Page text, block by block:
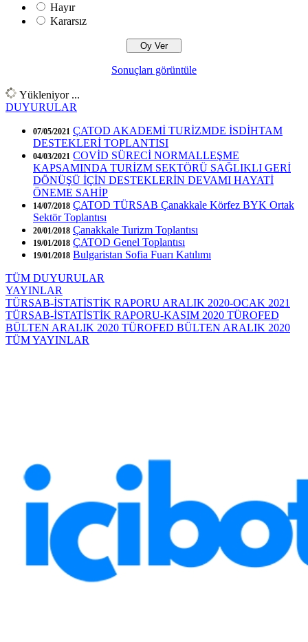
Hayır
Kararsız
Sonuçları görüntüle
Yükleniyor ...
DUYURULAR
07/05/2021 ÇATOD AKADEMİ TURİZMDE İSDİHTAM
DESTEKLERİ TOPLANTISI
04/03/2021 COVİD SÜRECİ NORMALLEŞME
KAPSAMINDA TURİZM SEKTÖRÜ SAĞLIKLI GERİ
DÖNÜŞÜ İÇİN DESTEKLERİN DEVAMI HAYATİ
ÖNEME SAHİP
14/07/2018 ÇATOD TÜRSAB Çanakkale Körfez BYK Ortak
Sektör Toplantısı
20/01/2018 Çanakkale Turizm Toplantısı
19/01/2018 ÇATOD Genel Toplantısı
19/01/2018 Bulgaristan Sofia Fuarı Katılımı
TÜM DUYURULAR
YAYINLAR
TÜRSAB-İSTATİSTİK RAPORU ARALIK 2020-OCAK 2021
TÜRSAB-İSTATİSTİK RAPORU-KASIM 2020 TÜROFED
BÜLTEN ARALIK 2020 TÜROFED BÜLTEN ARALIK 2020
TÜM YAYINLAR